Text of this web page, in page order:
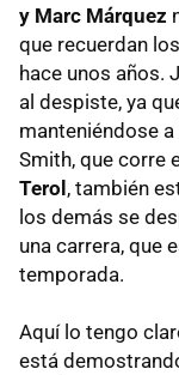
y Marc Márquez
que recuerdan
hace unos años.
al despiste, ya
manteniéndose
Smith, que corre
Terol, también
los demás se
una carrera, que
temporada.
Aquí lo tengo
está